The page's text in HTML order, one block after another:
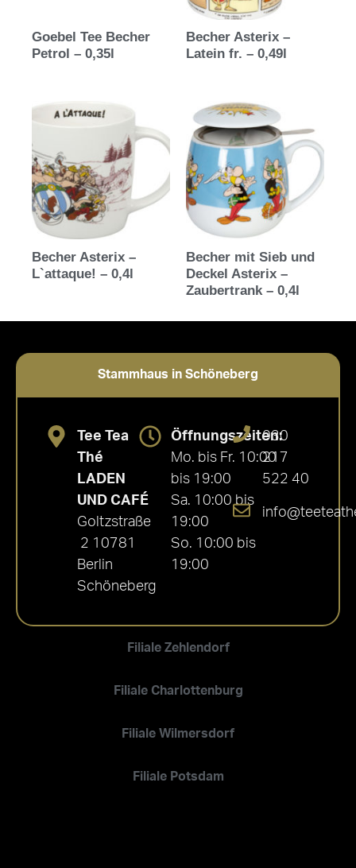
Goebel Tee Becher
Petrol – 0,35l
Becher Asterix –
Latein fr. – 0,49l
Becher Asterix –
L`attaque! – 0,4l
Becher mit Sieb und
Deckel Asterix –
Zaubertrank – 0,4l
Stammhaus in Schöneberg
Filiale Zehlendorf
Filiale Charlottenburg
Filiale Wilmersdorf
Filiale Potsdam
Tee Tea
Thé
LADEN
UND CAFÉ
Goltzstraße
2 10781
Berlin
Schöneberg
Öffnungszeiten:
Mo. bis Fr. 10:00
bis 19:00
Sa. 10:00 bis
19:00
So. 10:00 bis
19:00
030
217
522 40